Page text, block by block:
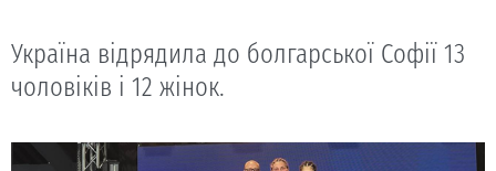
Україна відрядила до болгарської Софії 13
чоловіків і 12 жінок.